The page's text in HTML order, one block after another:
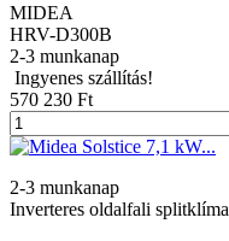
MIDEA
HRV-D300B
2-3 munkanap
Ingyenes szállítás!
570 230 Ft
2-3 munkanap
Inverteres oldalfali splitklíma